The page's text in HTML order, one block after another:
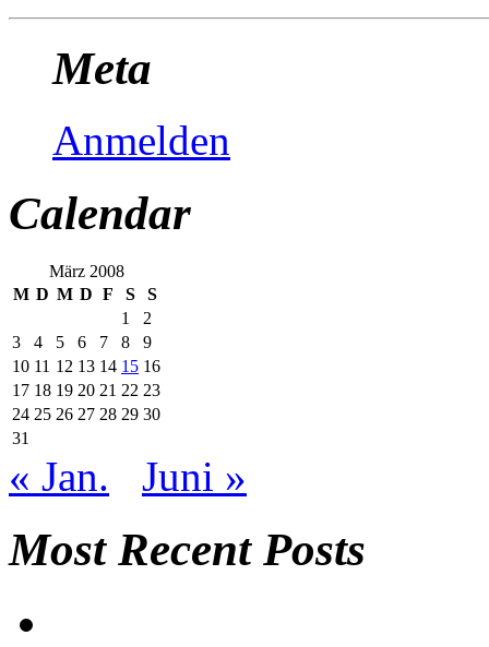
Meta
Anmelden
Calendar
März 2008
M D M D F S
S
1
2
3
4 5 6 7 8
9
10 11 12 13 14 15 16
17 18 19 20 21 22 23
24 25 26 27 28 29 30
31
« Jan. Juni »
Most Recent Posts